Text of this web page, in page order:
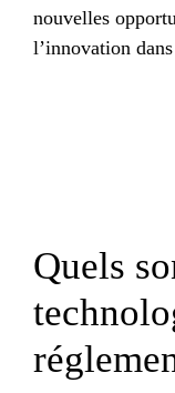
nouvelles
l’innovation
Quels